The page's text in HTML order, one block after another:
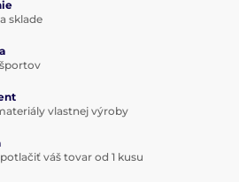
sklade
vlastnej výroby
váš tovar od 1 kusu